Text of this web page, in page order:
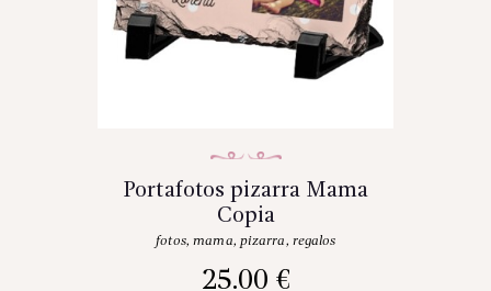
Portafotos pizarra Mama
Copia
fotos,mama, pizarra, regalos
25.00 €